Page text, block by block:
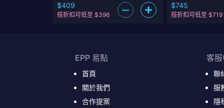
$409
搭折扣可低至 $396
$745
搭折扣可低至 $719
EPP 易點
首頁
關於我們
合作提案
客
聯
服
隱